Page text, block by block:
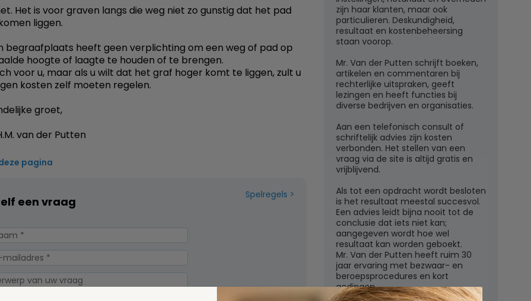
Het is voor graven langs die weg niet zo gunstig dat het pad
liggen.
begraafplaats heeft geen verplichting om een weg of pad op
hoogte of laagte te houden of te brengen.
voor u, maar als u wilt dat het graf hoger komt te liggen, zult u
kosten zelf moeten regelen.
groet,
van der Putten
pagina
Spelregels
een vraag
zijn haar klanten, maar ook
particulieren. Deskundigheid,
resultaat en kostenbeheersing
staan voorop.
Mr. Van der Putten schrijft boeken,
artikelen en commentaren bij
rechterlijke uitspraken, geeft
lezingen en heeft functies bij
diverse bedrijven en organisaties.
Aan een telefonisch consult of
schriftelijk advies zijn kosten
verbonden. Het stellen van een
vraag via de site is altijd gratis en
vrijblijvend.
Als tot een opdracht wordt besloten
is het resultaat meestal succesvol.
Een advies leidt bijna nooit tot de
conclusie dat iets niet kan;
aangegeven wordt hoe wel
resultaat kan worden geboekt.
Mr. Van der Putten heeft ruim 30
jaar ervaring met bezwaar- en
beroepsprocedures en kort
gedingen.